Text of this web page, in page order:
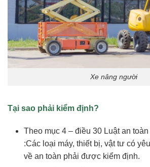
Xe nâng người
Tại sao phải kiểm định?
Theo mục 4 – điều 30 Luật an
:Các loại máy, thiết bị, vật tư có
về an toàn phải được kiểm định.